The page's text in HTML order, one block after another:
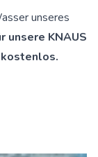
unseres
unsere KNAUS